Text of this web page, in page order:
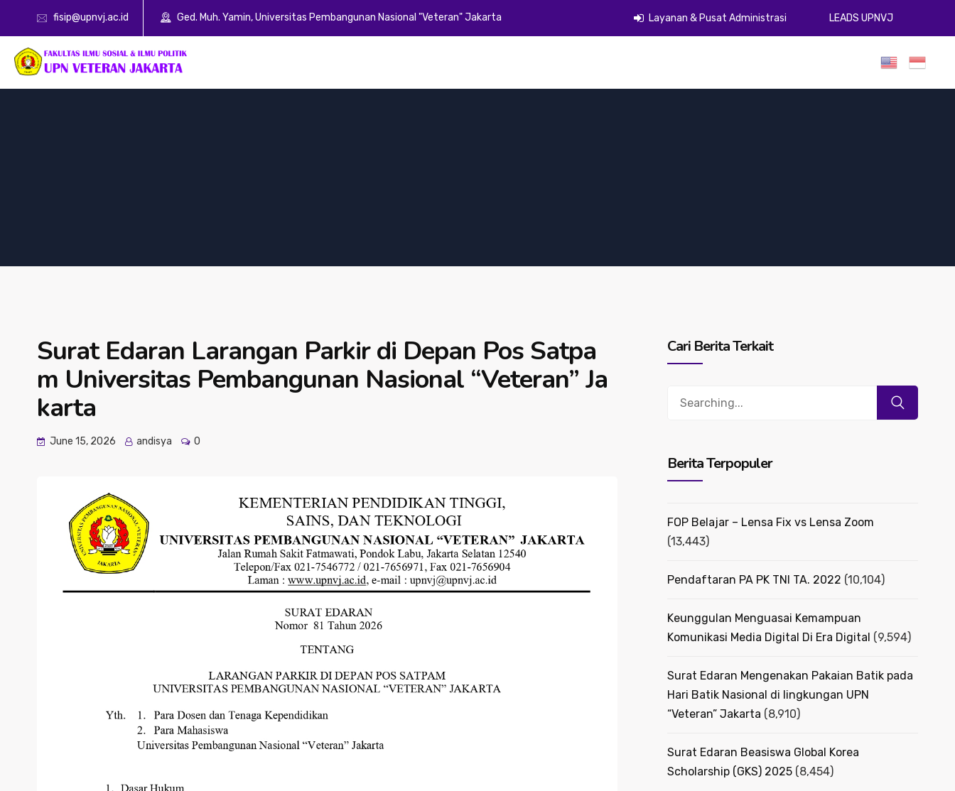
fisip@upnvj.ac.id Ged. Muh. Yamin, Universitas Pembangunan Nasional "Veteran" Jakarta Layanan & Pusat Administrasi LEADS UPNVJ
Surat Edaran Larangan Parkir di Depan Pos Satpa
m Universitas Pembangunan Nasional “Veteran” Ja
karta
June 15, 2026 andisya 0
Cari Berita Terkait
Search
Berita Terpopuler
FOP Belajar – Lensa Fix vs Lensa Zoom
(13,443)
Pendaftaran PA PK TNI TA. 2022 (10,104)
Keunggulan Menguasai Kemampuan
Komunikasi Media Digital Di Era Digital (9,594)
Surat Edaran Mengenakan Pakaian Batik pada
Hari Batik Nasional di lingkungan UPN
“Veteran” Jakarta (8,910)
Surat Edaran Beasiswa Global Korea
Scholarship (GKS) 2025 (8,454)